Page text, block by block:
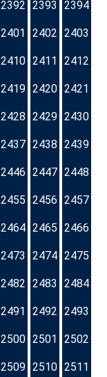
2392 2393 2394
2401 2402 2403
2410 2411 2412
2419 2420 2421
2428 2429 2430
2437 2438 2439
2446 2447 2448
2455 2456 2457
2464 2465 2466
2473 2474 2475
2482 2483 2484
2491 2492 2493
2500 2501 2502
2509 2510 2511